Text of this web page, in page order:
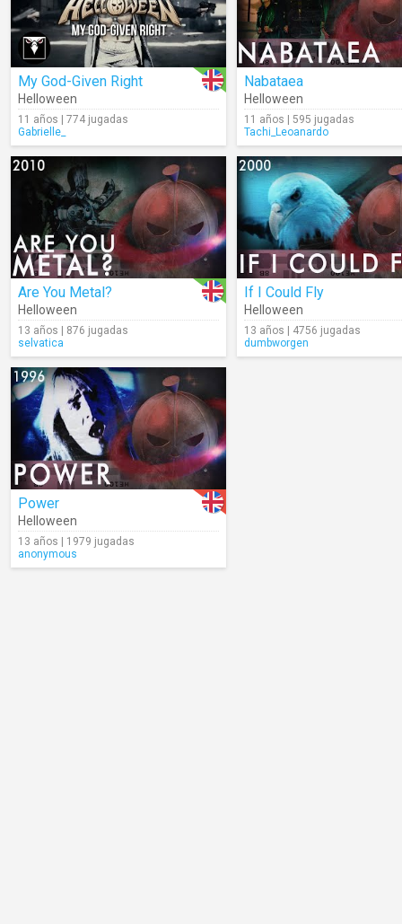
My God-Given Right
Helloween
11 años | 774 jugadas
Gabrielle_
Nabataea
Helloween
11 años | 595 jugadas
Tachi_Leoanardo
Are You Metal?
Helloween
13 años | 876 jugadas
selvatica
If I Could Fly
Helloween
13 años | 4756 jugadas
dumbworgen
Power
Helloween
13 años | 1979 jugadas
anonymous